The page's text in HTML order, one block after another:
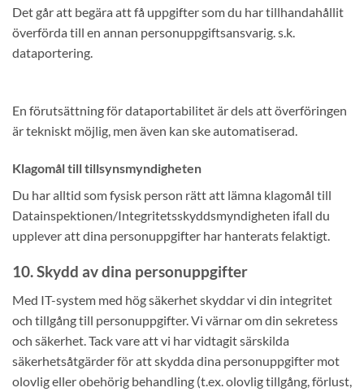
Det går att begära att få uppgifter som du har tillhandahållit
överförda till en annan personuppgiftsansvarig. s.k.
dataportering.
En förutsättning för dataportabilitet är dels att överföringen
är tekniskt möjlig, men även kan ske automatiserad.
Klagomål till tillsynsmyndigheten
Du har alltid som fysisk person rätt att lämna klagomål till
Datainspektionen/Integritetsskyddsmyndigheten ifall du
upplever att dina personuppgifter har hanterats felaktigt.
10. Skydd av dina personuppgifter
Med IT-system med hög säkerhet skyddar vi din integritet
och tillgång till personuppgifter. Vi värnar om din sekretess
och säkerhet. Tack vare att vi har vidtagit särskilda
säkerhetsåtgärder för att skydda dina personuppgifter mot
olovlig eller obehörig behandling (t.ex. olovlig tillgång, förlust,